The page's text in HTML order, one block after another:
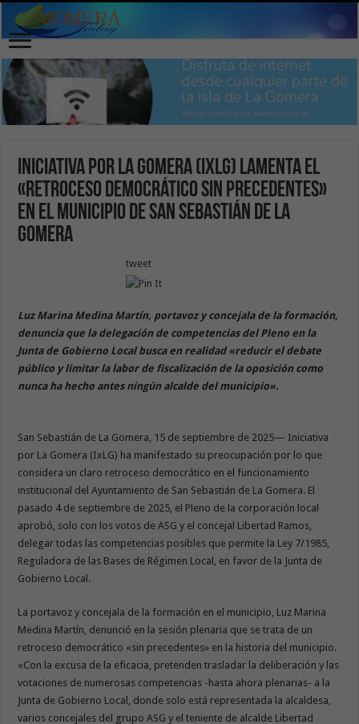
Iniciativa por La Gomera (IxLG) lamenta el
«retroceso democrático sin precedentes»
en el municipio de San Sebastián de La
Gomera
tweet
Luz Marina Medina Martín, portavoz y concejala de la formación,
denuncia que la delegación de competencias del Pleno en la
Junta de Gobierno Local busca en realidad «reducir el debate
público y limitar la labor de fiscalización de la oposición como
nunca ha hecho antes ningún alcalde del municipio».
San Sebastián de La Gomera, 15 de septiembre de 2025— Iniciativa
por La Gomera (IxLG) ha manifestado su preocupación por lo que
considera un claro retroceso democrático en el funcionamiento
institucional del Ayuntamiento de San Sebastián de La Gomera. El
pasado 4 de septiembre de 2025, el Pleno de la corporación local
aprobó, solo con los votos de ASG y el concejal Libertad Ramos,
delegar todas las competencias posibles que permite la Ley 7/1985,
Reguladora de las Bases de Régimen Local, en favor de la Junta de
Gobierno Local.
La portavoz y concejala de la formación en el municipio, Luz Marina
Medina Martín, denunció en la sesión plenaria que se trata de un
retroceso democrático «sin precedentes» en la historia del municipio.
«Con la excusa de la eficacia, pretenden trasladar la deliberación y las
votaciones de numerosas competencias -hasta ahora plenarias- a la
Junta de Gobierno Local, donde solo está representada la alcaldesa,
varios concejales del grupo ASG y el teniente de alcalde Libertad